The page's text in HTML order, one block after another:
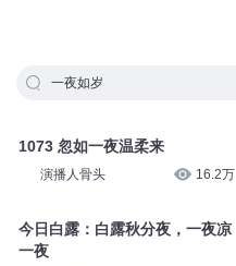
一夜如岁
1073 忽如一夜温柔来
演播人骨头 16.2万
今日白露：白露秋分夜，一夜凉
一夜